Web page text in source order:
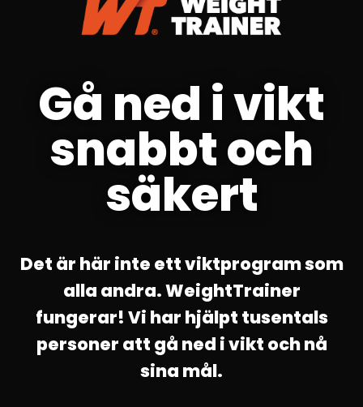
Gå ned i vikt
snabbt och
säkert
Det är här inte ett viktprogram som
alla andra. WeightTrainer
fungerar! Vi har hjälpt tusentals
personer att gå ned i vikt och nå
sina mål.